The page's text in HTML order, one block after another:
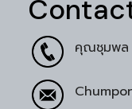
คุณชุมพล